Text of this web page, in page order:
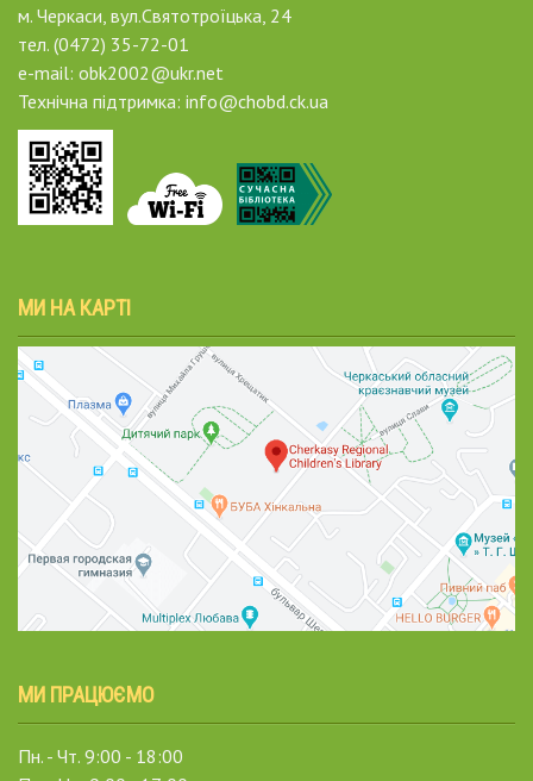
м. Черкаси, вул.Святотроїцька, 24
тел. (0472) 35-72-01
e-mail: obk2002@ukr.net
Технічна підтримка: info@chobd.ck.ua
МИ НА КАРТІ
МИ ПРАЦЮЄМО
Пн. - Чт. 9:00 - 18:00